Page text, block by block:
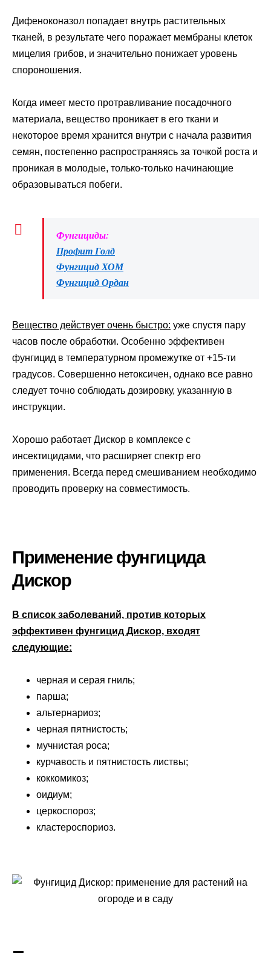
Дифеноконазол попадает внутрь растительных
тканей, в результате чего поражает мембраны клеток
мицелия грибов, и значительно понижает уровень
спороношения.
Когда имеет место протравливание посадочного
материала, вещество проникает в его ткани и
некоторое время хранится внутри с начала развития
семян, постепенно распространяясь за точкой роста и
проникая в молодые, только-только начинающие
образовываться побеги.
Фунгициды:
Профит Голд
Фунгицид ХОМ
Фунгицид Ордан
Вещество действует очень быстро: уже спустя пару
часов после обработки. Особенно эффективен
фунгицид в температурном промежутке от +15-ти
градусов. Совершенно нетоксичен, однако все равно
следует точно соблюдать дозировку, указанную в
инструкции.
Хорошо работает Дискор в комплексе с
инсектицидами, что расширяет спектр его
применения. Всегда перед смешиванием необходимо
проводить проверку на совместимость.
Применение фунгицида
Дискор
В список заболеваний, против которых
эффективен фунгицид Дискор, входят
следующие:
черная и серая гниль;
парша;
альтернариоз;
черная пятнистость;
мучнистая роса;
курчавость и пятнистость листвы;
коккомикоз;
оидиум;
церкоспороз;
кластероспориоз.